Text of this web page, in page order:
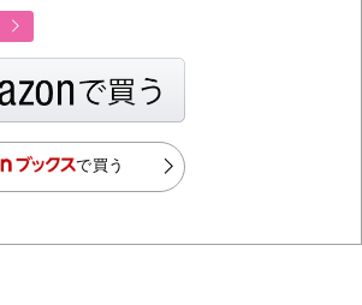
で買う